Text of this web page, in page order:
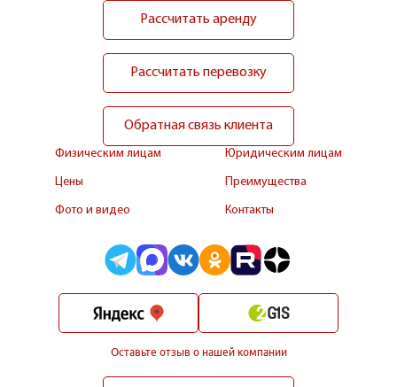
Физическим лицам Юридическим лицам
Цены Преимущества
Фото и видео Контакты
Оставьте отзыв о нашей компании
Рассчитать аренду
Рассчитать перевозку
Обратная связь клиента